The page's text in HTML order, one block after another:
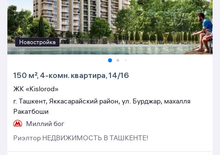
Новостройка
150 м², 4-комн. квартира, 14/16
ЖК «Kislorod»
г. Ташкент, Яккасарайский район, ул. Бурджар, махалля
Ракатбоши
Миллий бог
Риэлтор НЕДВИЖИМОСТЬ В ТАШКЕНТЕ!